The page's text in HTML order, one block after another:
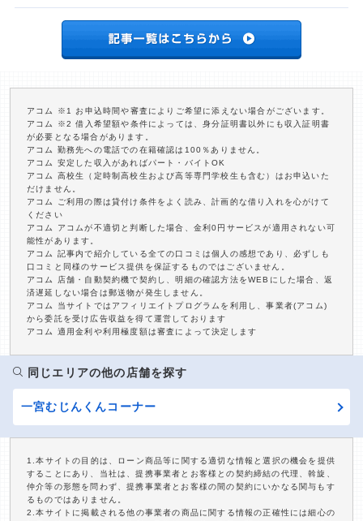
アコム ※1 お申込時間や審査によりご希望に添えない場合がございます。
アコム ※2 借入希望額や条件によっては、身分証明書以外にも収入証明書
が必要となる場合があります。
アコム 勤務先への電話での在籍確認は100％ありません。
アコム 安定した収入があればパート・バイトOK
アコム 高校生（定時制高校生および高等専門学校生も含む）はお申込いた
だけません。
アコム ご利用の際は貸付け条件をよく読み、計画的な借り入れを心がけて
ください
アコム アコムが不適切と判断した場合、金利0円サービスが適用されない可
能性があります。
アコム 記事内で紹介している全ての口コミは個人の感想であり、必ずしも
口コミと同様のサービス提供を保証するものではございません。
アコム 店舗・自動契約機で契約し、明細の確認方法をWEBにした場合、返
済遅延しない場合は郵送物が発生しません。
アコム 当サイトではアフィリエイトプログラムを利用し、事業者(アコム)
から委託を受け広告収益を得て運営しております
アコム 適用金利や利用極度額は審査によって決定します
同じエリアの他の店舗を探す
一宮むじんくんコーナー
1.本サイトの目的は、ローン商品等に関する適切な情報と選択の機会を提供
することにあり、当社は、提携事業者とお客様との契約締結の代理、斡旋、
仲介等の形態を問わず、提携事業者とお客様の間の契約にいかなる関与もす
るものではありません。
2.本サイトに掲載される他の事業者の商品に関する情報の正確性には細心の